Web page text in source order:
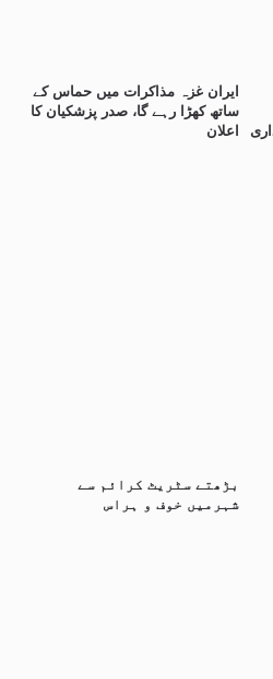
ایران غزہ مذاکرات میں حماس کے
ساتھ کھڑا رہے گا، صدر پزشکیان کا
اعلان
بڑھتے سٹریٹ کرائم سے
شہرمیں خوف و ہراس